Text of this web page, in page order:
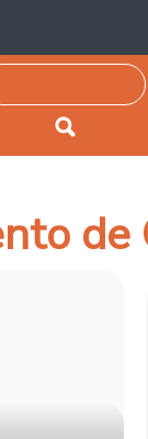
Pesquisar
de